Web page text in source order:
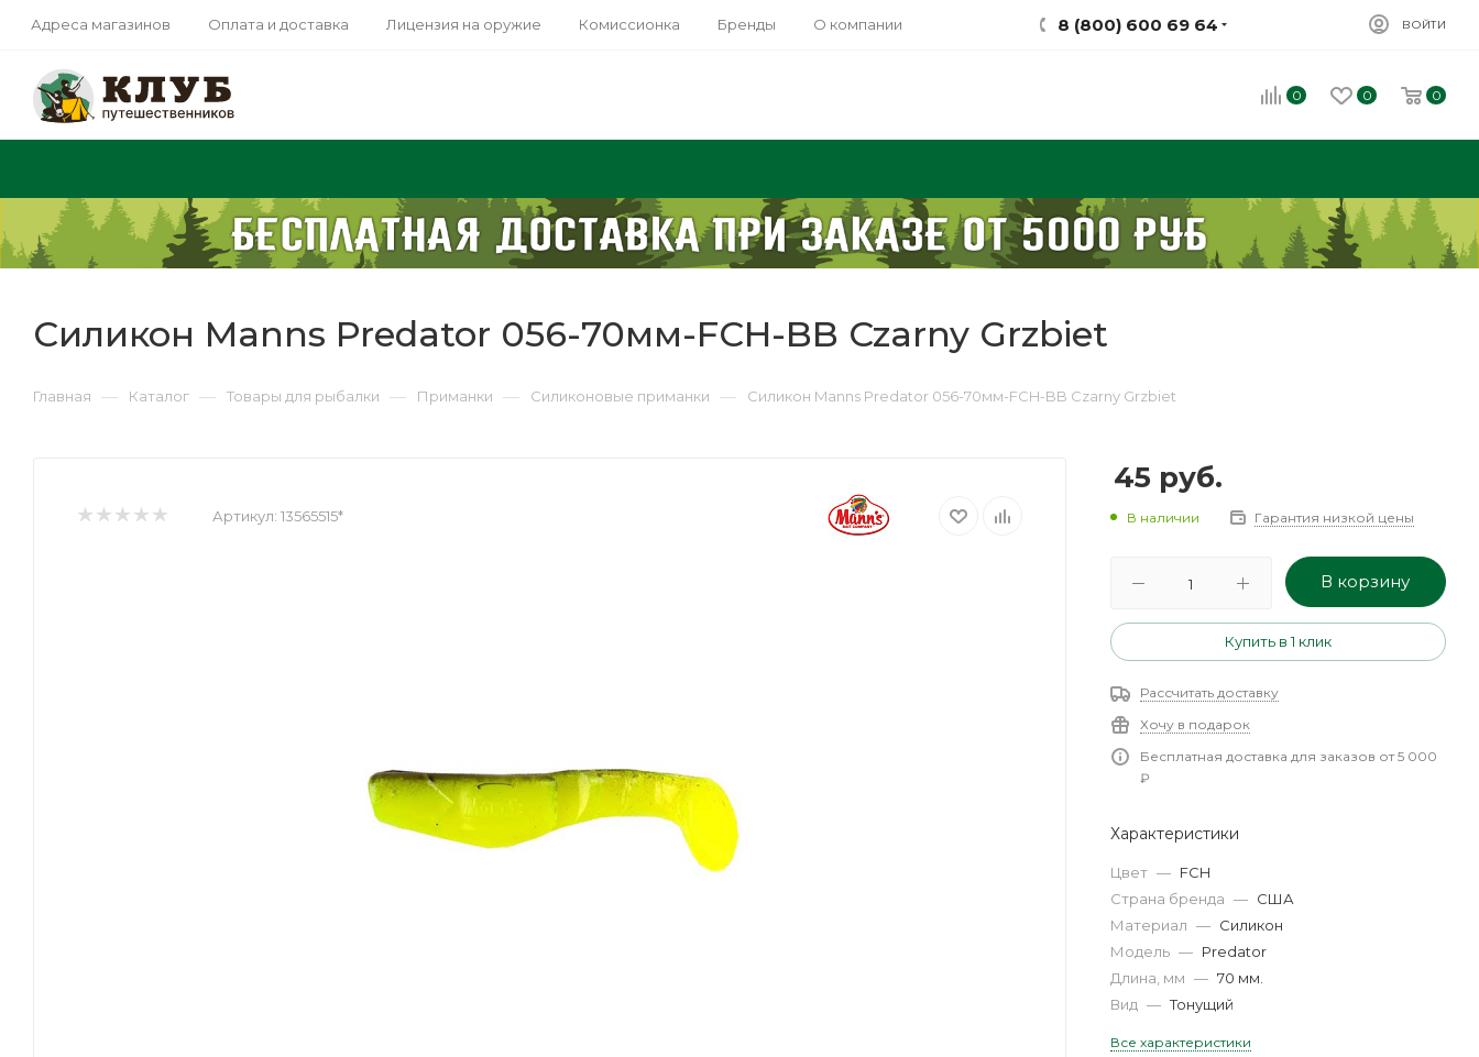
Адреса магазинов Оплата и доставка Лицензия на оружие Комиссионка Бренды О компании 8 (800) 600 69 64 ВОЙТИ
0 0 0
Силикон Manns Predator 056-70мм-FCH-BB Czarny Grzbiet
Главная — Каталог — Товары для рыбалки — Приманки — Силиконовые приманки — Силикон Manns Predator 056-70мм-FCH-BB Czarny Grzbiet
Артикул: 13565515*
45 руб.
В наличии Гарантия низкой цены
В корзину
Купить в 1 клик
Рассчитать доставку
Хочу в подарок
Бесплатная доставка для заказов от 5 000
₽
Характеристики
Цвет — FCH
Страна бренда — США
Материал — Силикон
Модель — Predator
Длина, мм — 70 мм.
Вид — Тонущий
Все характеристики